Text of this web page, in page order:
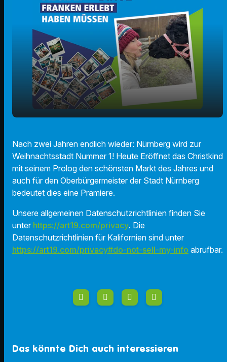
play_arrow
00:00 01:38
Nach zwei Jahren endlich wieder: Nürnberg wird zur
Weihnachtsstadt Nummer 1! Heute Eröffnet das Christkind
mit seinem Prolog den schönsten Markt des Jahres und
auch für den Oberbürgermeister der Stadt Nürnberg
bedeutet dies eine Prämiere.
Unsere allgemeinen Datenschutzrichtlinien finden Sie
unter https://art19.com/privacy. Die
Datenschutzrichtlinien für Kalifornien sind unter
https://art19.com/privacy#do-not-sell-my-info abrufbar.
Das könnte Dich auch interessieren